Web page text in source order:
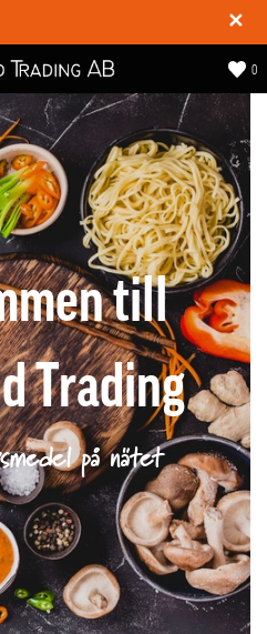
✕
0
till
Trading
på nätet